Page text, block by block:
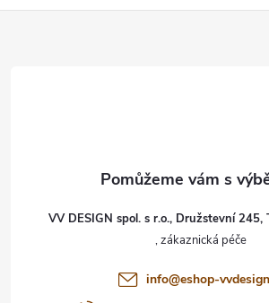
VV DESIGN spol. s r.o., Družstevní 245,
info@eshop-